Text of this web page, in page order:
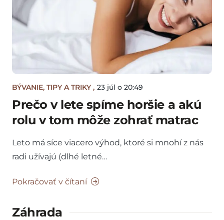
BÝVANIE, TIPY A TRIKY , 23 júl o 20:49
Prečo v lete spíme horšie a akú
rolu v tom môže zohrať matrac
Leto má síce viacero výhod, ktoré si mnohí z nás
radi užívajú (dlhé letné…
Pokračovať v čítaní
Záhrada